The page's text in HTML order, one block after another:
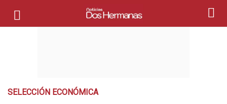
SELECCIÓN ECONÓMICA